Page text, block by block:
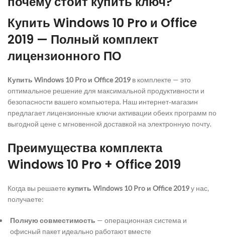
Купить Windows 10 Pro и Office
2019 — Полный комплект
лицензионного ПО
Купить Windows 10 Pro и Office 2019 в комплекте — это
оптимальное решение для максимальной продуктивности и
безопасности вашего компьютера. Наш интернет‑магазин
предлагает лицензионные ключи активации обеих программ по
выгодной цене с мгновенной доставкой на электронную почту.
Преимущества комплекта
Windows 10 Pro + Office 2019
Когда вы решаете купить Windows 10 Pro и Office 2019у нас,
получаете:
Полную совместимость — операционная система и
офисный пакет идеально работают вместе